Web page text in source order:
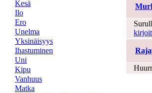
Kesä
Ilo
Ero
Unelma
Yksinäisyys
Ihastuminen
Uni
Kipu
Vanhuus
Matka